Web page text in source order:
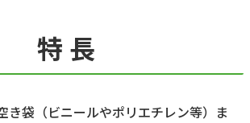
特長
き袋（ビニールやポリエチレン等）ま